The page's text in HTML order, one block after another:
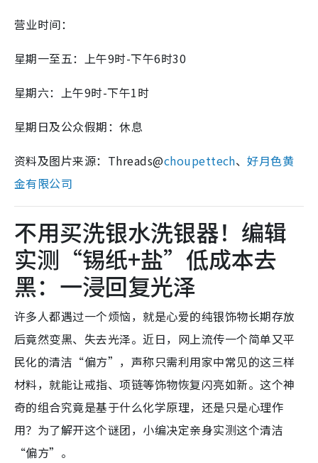
营业时间：
星期一至五：上午9时-下午6时30
星期六：上午9时-下午1时
星期日及公众假期：休息
资料及图片来源：Threads@choupettech、好月色黄
金有限公司
不用买洗银水洗银器！编辑
实测“锡纸+盐”低成本去
黑：一浸回复光泽
许多人都遇过一个烦恼，就是心爱的纯银饰物长期存放
后竟然变黑、失去光泽。近日，网上流传一个简单又平
民化的清洁“偏方”，声称只需利用家中常见的这三样
材料，就能让戒指、项链等饰物恢复闪亮如新。这个神
奇的组合究竟是基于什么化学原理，还是只是心理作
用？为了解开这个谜团，小编决定亲身实测这个清洁
“偏方”。